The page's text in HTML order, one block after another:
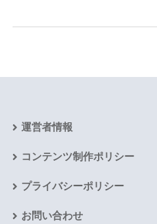
運営者情報
コンテンツ制作ポリシー
プライバシーポリシー
お問い合わせ